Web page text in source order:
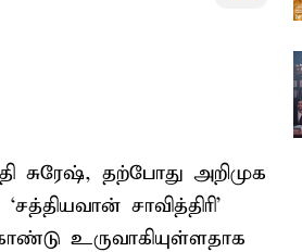
சுரேஷ், தற்போது அறிமுக
சாவித்திரி’
உருவாகியுள்ளதாக